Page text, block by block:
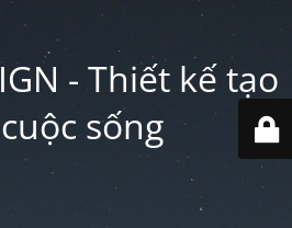
- Thiết kế tạo
sống